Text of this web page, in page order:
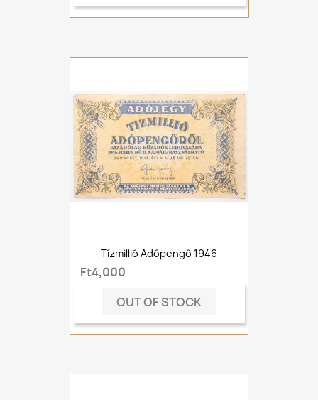
Tízmillió Adópengő 1946
Ft4,000
OUT OF STOCK